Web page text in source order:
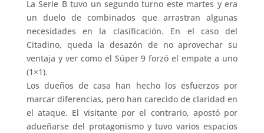
La Serie B tuvo un segundo turno este martes y era
un duelo de combinados que arrastran algunas
necesidades en la clasificación. En el caso del
Citadino, queda la desazón de no aprovechar su
ventaja y ver como el Súper 9 forzó el empate a uno
(1×1).
Los dueños de casa han hecho los esfuerzos por
marcar diferencias, pero han carecido de claridad en
el ataque. El visitante por el contrario, apostó por
adueñarse del protagonismo y tuvo varios espacios